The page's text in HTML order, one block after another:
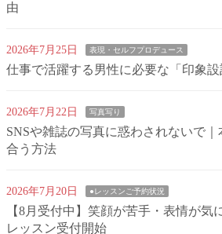
由
2026年7月25日 表現・セルフプロデュース
仕事で活躍する男性に必要な「印象
2026年7月22日 写真写り
SNSや雑誌の写真に惑わされないで
合う方法
2026年7月20日 ●レッスンご予約状況
【8月受付中】笑顔が苦手・表情が気
レッスン受付開始